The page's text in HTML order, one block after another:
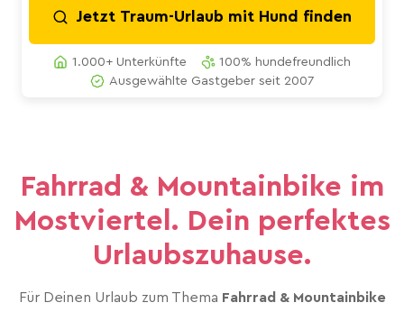
Jetzt Traum-Urlaub mit Hund finden
1.000+ Unterkünfte
100% hundefreundlich
Ausgewählte Gastgeber seit 2007
Fahrrad & Mountainbike im
Mostviertel. Dein perfektes
Urlaubszuhause.
Für Deinen Urlaub zum Thema Fahrrad & Mountainbike